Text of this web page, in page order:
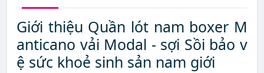
Giới thiệu Quần lót nam boxer M
anticano vải Modal - sợi Sồi bảo v
ệ sức khoẻ sinh sản nam giới